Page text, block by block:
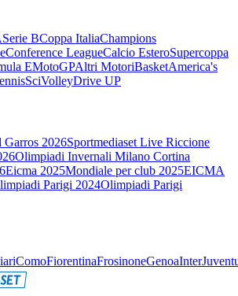
Serie BCoppa ItaliaChampions
Conference LeagueCalcio EsteroSupercoppa
EMotoGPAltri MotoriBasketAmerica's
SciVolleyDrive UP
Garros 2026Sportmediaset Live Riccione
Olimpiadi Invernali Milano Cortina
Eicma 2025Mondiale per club 2025EICMA
Parigi 2024Olimpiadi Parigi
ComoFiorentinaFrosinoneGenoaInter